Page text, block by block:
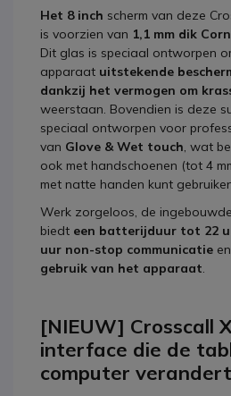
Het 8 inch scherm van deze
is voorzien van 1,1 mm dik
Dit glas is speciaal ontworpen
apparaat uitstekende
dankzij het vermogen om
weerstaan. Bovendien is deze
speciaal ontworpen voor
van Glove & Wet touch, wat
ook met handschoenen (tot 4
met natte handen kunt
Werk zorgeloos, de ingebouwde
biedt een batterijduur tot 22
uur non-stop communicatie
gebruik van het apparaat.
[NIEUW] Crosscall
interface die de
computer